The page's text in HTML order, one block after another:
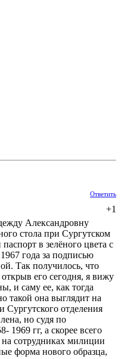
Ответить
+1
Александровну
стола при Сургутском
в зелёного цвета с
года за подписью
Так получилось, что
его сегодня, я вижу
и саму ее, как тогда
такой она выглядит на
Сургутского отделения
но судя по
1969 гг, а скорее всего
сотрудниках милиции
форма нового образца,